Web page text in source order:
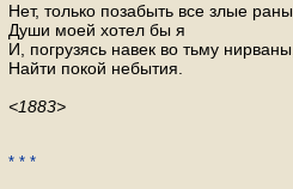
Нет, только позабыть все злые раны
Души моей хотел бы я
И, погрузясь навек во тьму нирваны,
Найти покой небытия.
<1883>
* * *